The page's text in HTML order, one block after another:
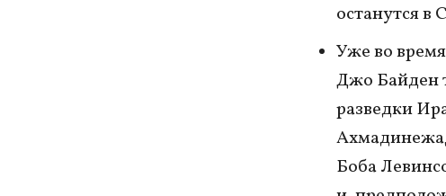
останутся
Уже во
Джо Байден
разведки
Боба